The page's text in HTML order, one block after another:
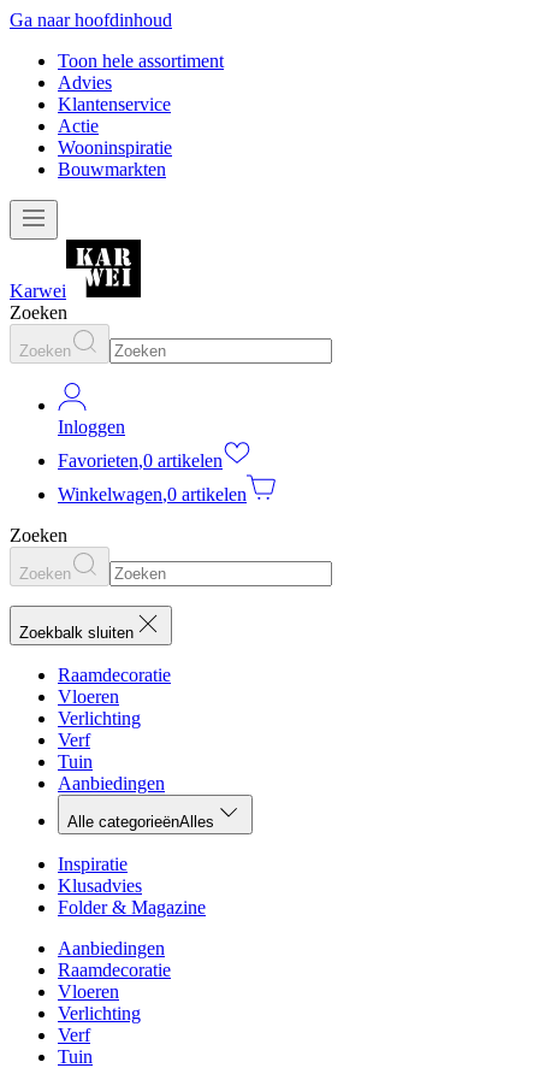
Ga naar hoofdinhoud
Toon hele assortiment
Advies
Klantenservice
Actie
Wooninspiratie
Bouwmarkten
Karwei
Zoeken
Zoeken
Inloggen
Favorieten,0 artikelen
Winkelwagen,0 artikelen
Zoeken
Zoeken
Zoekbalk sluiten
Raamdecoratie
Vloeren
Verlichting
Verf
Tuin
Aanbiedingen
Alle categorieënAlles
Inspiratie
Klusadvies
Folder & Magazine
Aanbiedingen
Raamdecoratie
Vloeren
Verlichting
Verf
Tuin